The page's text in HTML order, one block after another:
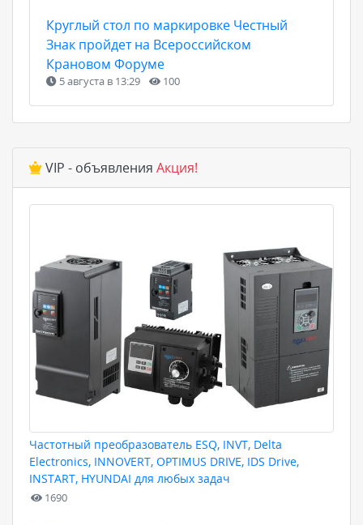
Круглый стол по маркировке Честный
Знак пройдет на Всероссийском
Крановом Форуме
5 августа в 13:29 100
VIP - объявления Акция!
Частотный преобразователь ESQ, INVT, Delta
Electronics, INNOVERT, OPTIMUS DRIVE, IDS Drive,
INSTART, HYUNDAI для любых задач
1690